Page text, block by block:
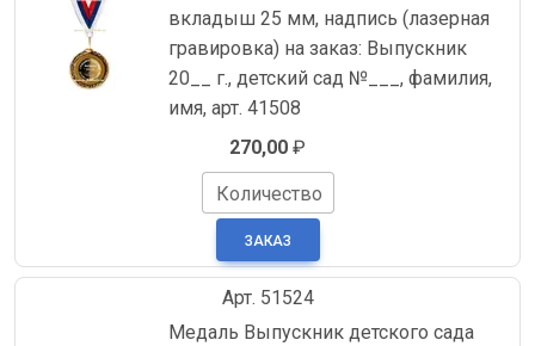
вкладыш 25 мм, надпись (лазерная
гравировка) на заказ: Выпускник
20__ г., детский сад №___, фамилия,
имя, арт. 41508
270,00 ₽
Количество
Арт. 51524
Медаль Выпускник детского сада